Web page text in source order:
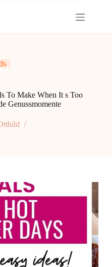
To Make When It s Too
Genussmomente